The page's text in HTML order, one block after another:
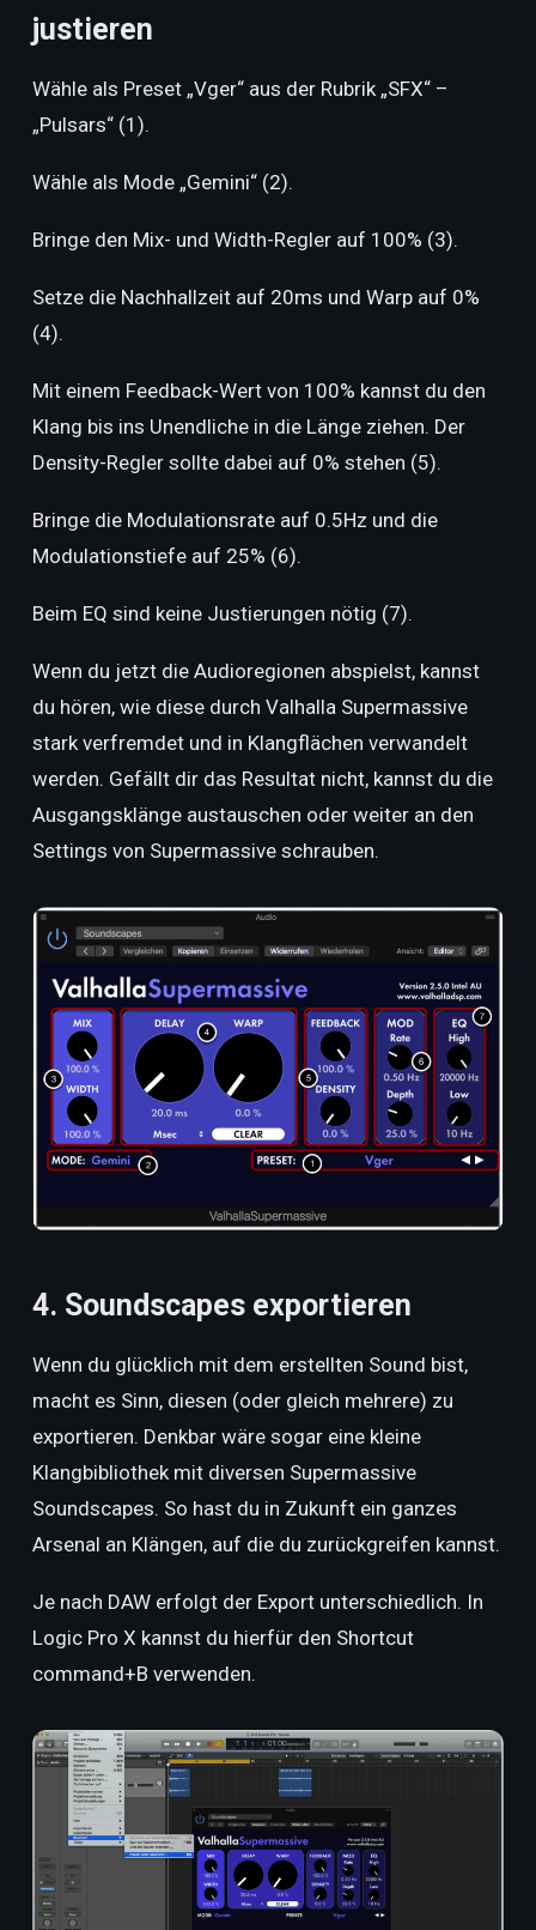
justieren
Wähle als Preset „Vger“ aus der Rubrik „SFX“ –
„Pulsars“ (1).
Wähle als Mode „Gemini“ (2).
Bringe den Mix- und Width-Regler auf 100% (3).
Setze die Nachhallzeit auf 20ms und Warp auf 0%
(4).
Mit einem Feedback-Wert von 100% kannst du den
Klang bis ins Unendliche in die Länge ziehen. Der
Density-Regler sollte dabei auf 0% stehen (5).
Bringe die Modulationsrate auf 0.5Hz und die
Modulationstiefe auf 25% (6).
Beim EQ sind keine Justierungen nötig (7).
Wenn du jetzt die Audioregionen abspielst, kannst
du hören, wie diese durch Valhalla Supermassive
stark verfremdet und in Klangflächen verwandelt
werden. Gefällt dir das Resultat nicht, kannst du die
Ausgangsklänge austauschen oder weiter an den
Settings von Supermassive schrauben.
4. Soundscapes exportieren
Wenn du glücklich mit dem erstellten Sound bist,
macht es Sinn, diesen (oder gleich mehrere) zu
exportieren. Denkbar wäre sogar eine kleine
Klangbibliothek mit diversen Supermassive
Soundscapes. So hast du in Zukunft ein ganzes
Arsenal an Klängen, auf die du zurückgreifen kannst.
Je nach DAW erfolgt der Export unterschiedlich. In
Logic Pro X kannst du hierfür den Shortcut
command+B verwenden.